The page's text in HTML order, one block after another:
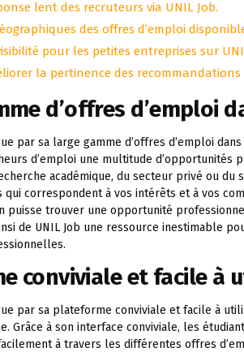
lent des recruteurs via UNIL Job.
des offres d’emploi
pour les petites entreprises sur
la pertinence des
d’offres d’emploi
par sa large gamme d’offres d’emploi
d’emploi une multitude d’opportunités
académique, du secteur privé ou du
correspondent à vos intérêts et à vos
puisse trouver une opportunité
de UNIL Job une ressource inestimable
conviviale et facile à
par sa plateforme conviviale et facile à
Grâce à son interface conviviale, les
à travers les différentes offres